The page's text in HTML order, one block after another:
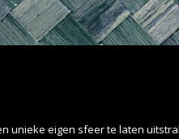
unieke eigen sfeer te laten